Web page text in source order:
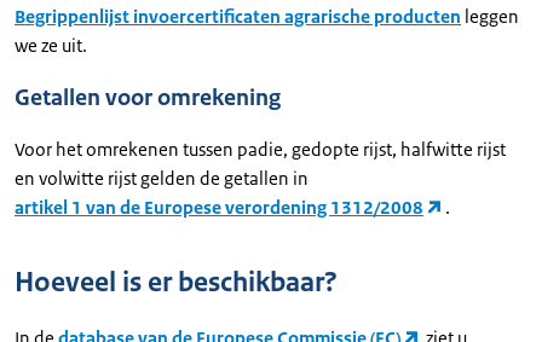
Begrippenlijst invoercertificaten agrarische producten leggen
we ze uit.
Getallen voor omrekening
Voor het omrekenen tussen padie, gedopte rijst, halfwitte rijst
en volwitte rijst gelden de getallen in
artikel 1 van de Europese verordening 1312/2008
.
Hoeveel is er beschikbaar?